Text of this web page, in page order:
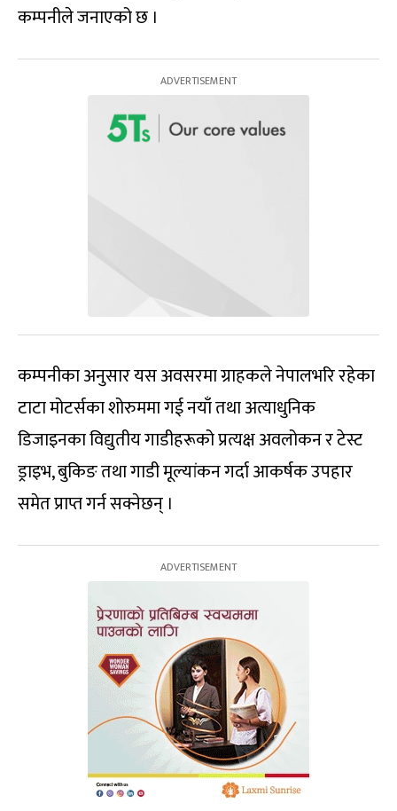
कम्पनीले जनाएको छ ।
कम्पनीका अनुसार यस अवसरमा ग्राहकले नेपालभरि रहेका
टाटा मोटर्सका शोरुममा गई नयाँ तथा अत्याधुनिक
डिजाइनका विद्युतीय गाडीहरूको प्रत्यक्ष अवलोकन र टेस्ट
ड्राइभ, बुकिङ तथा गाडी मूल्यांकन गर्दा आकर्षक उपहार
समेत प्राप्त गर्न सक्नेछन् ।